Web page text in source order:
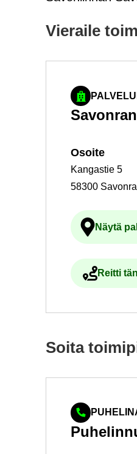
Vie­rai­le
Osoi­te
Kangastie 5
58300
Näytä
Reit­ti
Soita